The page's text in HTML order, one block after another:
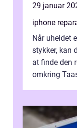
29 januar
iphone
Når uheldet
stykker, kan
at finde den
omkring